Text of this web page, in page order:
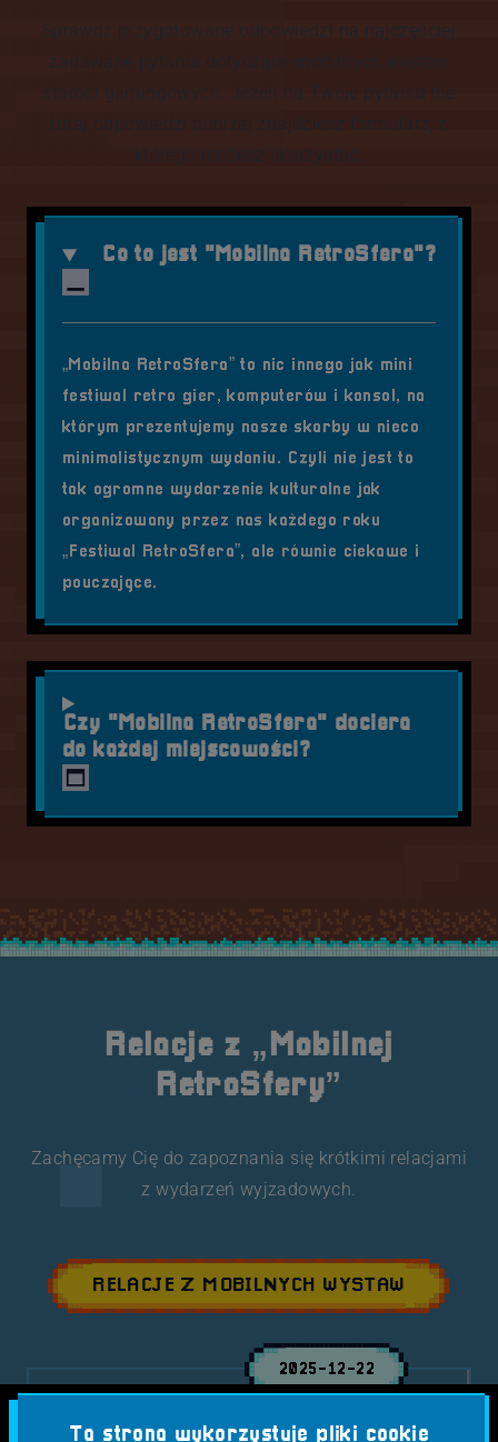
Sprawdź przygotowane odpowiedzi na najczęściej
zadawane pytania dotyczące mobilnych wystaw
staroci gamingowych. Jeżeli na Twoje pytania nie
tutaj odpowiedzi poniżej znajdziesz formularz, z
którego możesz skorzystać.
Co to jest "Mobilna RetroSfera"?
„Mobilna RetroSfera” to nic innego jak mini
festiwal retro gier, komputerów i konsol, na
którym prezentujemy nasze skarby w nieco
minimalistycznym wydaniu. Czyli nie jest to
tak ogromne wydarzenie kulturalne jak
organizowany przez nas każdego roku
„Festiwal RetroSfera”, ale równie ciekawe i
pouczające.
Czy "Mobilna RetroSfera" dociera
do każdej miejscowości?
Relacje z „Mobilnej
RetroSfery”
Zachęcamy Cię do zapoznania się krótkimi relacjami
z wydarzeń wyjzadowych.
RELACJE Z MOBILNYCH WYSTAW
2025-12-22
Ta strona wykorzystuje pliki cookie